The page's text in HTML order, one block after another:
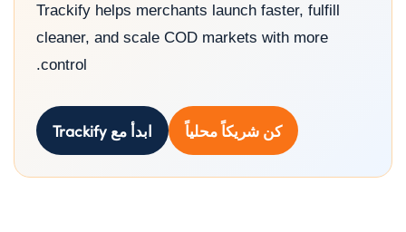
Trackify helps merchants launch faster, fulfill
cleaner, and scale COD markets with more
control.
كن شريكاً محلياً ابدأ مع Trackify